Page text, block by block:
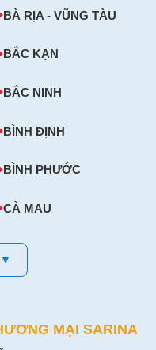
BÀ RỊA - VŨNG TÀU
BẮC KẠN
BẮC NINH
BÌNH ĐỊNH
BÌNH PHƯỚC
CÀ MAU
▼
MẠI SARINA